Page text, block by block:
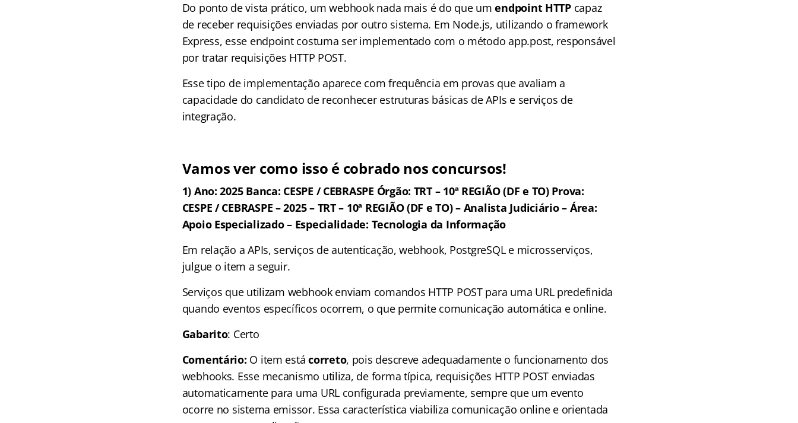
Do ponto de vista prático, um webhook nada mais é do que umendpoint HTTPcapaz
de receber requisições enviadas por outro sistema. Em Node.js, utilizando o framework
Express, esse endpoint costuma ser implementado com o método app.post, responsável
por tratar requisições HTTP POST.
Esse tipo de implementação aparece com frequência em provas que avaliam a
capacidade do candidato de reconhecer estruturas básicas de APIs e serviços de
integração.
Vamos ver como isso é cobrado nos concursos!
1) Ano: 2025 Banca: CESPE / CEBRASPE Órgão: TRT – 10ª REGIÃO (DF e TO) Prova:
CESPE / CEBRASPE – 2025 – TRT – 10ª REGIÃO (DF e TO) – Analista Judiciário – Área:
Apoio Especializado – Especialidade: Tecnologia da Informação
Em relação a APIs, serviços de autenticação, webhook, PostgreSQL e microsserviços,
julgue o item a seguir.
Serviços que utilizam webhook enviam comandos HTTP POST para uma URL predefinida
quando eventos específicos ocorrem, o que permite comunicação automática e online.
Gabarito: Certo
Comentário: O item estácorreto, pois descreve adequadamente o funcionamento dos
webhooks. Esse mecanismo utiliza, de forma típica, requisições HTTP POST enviadas
automaticamente para uma URL configurada previamente, sempre que um evento
ocorre no sistema emissor. Essa característica viabiliza comunicação online e orientada